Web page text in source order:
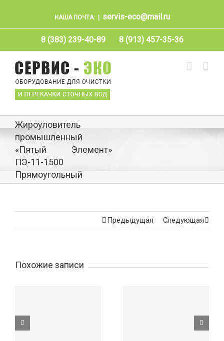
НАША ПОЧТА: servis-eco@mail.ru
8 (383) 239-40-89 8 (913) 457-35-36
Жироуловитель
промышленный
«Пятый Элемент»
ПЭ-11-1500
Прямоугольный
Предыдущая Следующая
Похожие записи